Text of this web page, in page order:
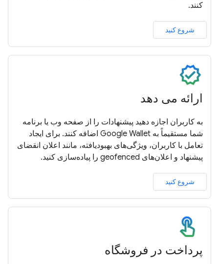
کنند.
شروع کنید
ارائه می دهد
به کاربران اجازه دهید پیشنهادات را از صفحه وب یا برنامه
شما مستقیماً به Google Wallet اضافه کنند. برای ایجاد
تعامل با کاربران، ویژگی‌های بهبودیافته، مانند اعلان انقضای
پیشنهاد و اعلان‌های geofenced را پیاده‌سازی کنید.
شروع کنید
پرداخت در فروشگاه